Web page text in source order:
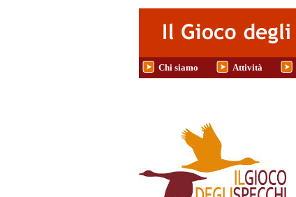
Chi siamo Attività